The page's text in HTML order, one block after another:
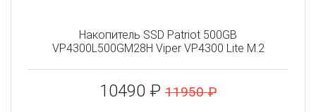
Накопитель SSD Patriot 500GB
VP4300L500GM28H Viper VP4300 Lite M.2
10490 ₽ 11950 ₽